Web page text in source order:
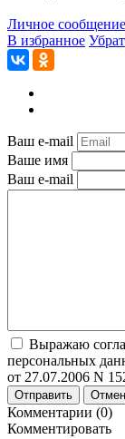
Личное сообщение
В избранное
Ваш e-mail
Ваше имя
Ваш e-mail
Выражаю
персональных
от 27.07.2006 N
Отправить
Комментарии (0)
Комментировать